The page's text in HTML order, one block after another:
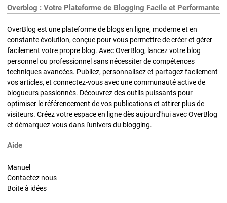
Overblog : Votre Plateforme de Blogging Facile et Performante
OverBlog est une plateforme de blogs en ligne, moderne et en
constante évolution, conçue pour vous permettre de créer et gérer
facilement votre propre blog. Avec OverBlog, lancez votre blog
personnel ou professionnel sans nécessiter de compétences
techniques avancées. Publiez, personnalisez et partagez facilement
vos articles, et connectez-vous avec une communauté active de
blogueurs passionnés. Découvrez des outils puissants pour
optimiser le référencement de vos publications et attirer plus de
visiteurs. Créez votre espace en ligne dès aujourd'hui avec OverBlog
et démarquez-vous dans l'univers du blogging.
Aide
Manuel
Contactez nous
Boite à idées